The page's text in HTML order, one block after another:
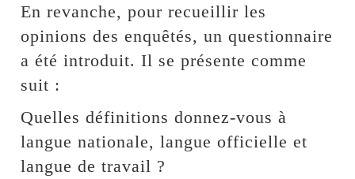
En revanche, pour recueillir les
opinions des enquêtés, un questionnaire
a été introduit. Il se présente comme
suit :
Quelles définitions donnez-vous à
langue nationale, langue officielle et
langue de travail ?